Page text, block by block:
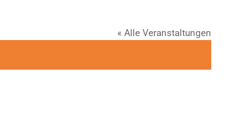
« Alle Veranstaltungen